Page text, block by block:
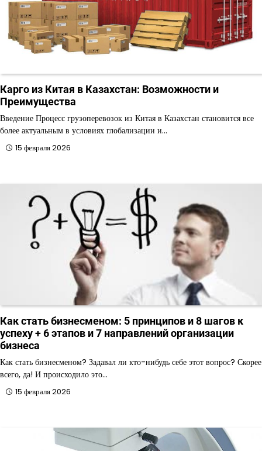
Карго из Китая в Казахстан: Возможности и
Преимущества
Введение Процесс грузоперевозок из Китая в Казахстан становится все
более актуальным в условиях глобализации и…
15 февраля 2026
Как стать бизнесменом: 5 принципов и 8 шагов к
успеху + 6 этапов и 7 направлений организации
бизнеса
Как стать бизнесменом? Задавал ли кто-нибудь себе этот вопрос? Скорее
всего, да! И происходило это…
15 февраля 2026